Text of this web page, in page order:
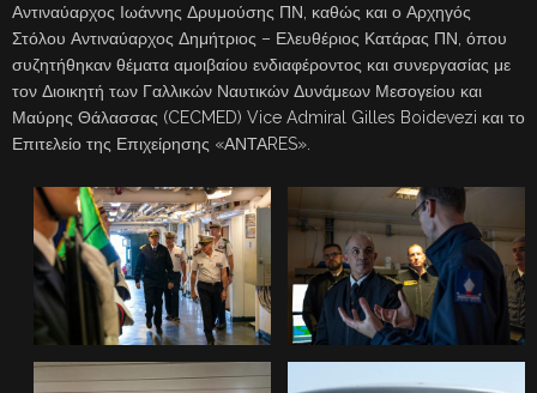
Αντιναύαρχος Ιωάννης Δρυμούσης ΠΝ, καθώς και ο Αρχηγός
Στόλου Αντιναύαρχος Δημήτριος – Ελευθέριος Κατάρας ΠΝ, όπου
συζητήθηκαν θέματα αμοιβαίου ενδιαφέροντος και συνεργασίας με
τον Διοικητή των Γαλλικών Ναυτικών Δυνάμεων Μεσογείου και
Μαύρης Θάλασσας (CECMED) Vice Admiral Gilles Boidevezi και το
Επιτελείο της Επιχείρησης «ΑΝΤΑRES».